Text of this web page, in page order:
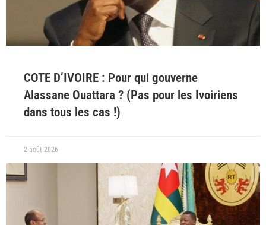
COTE D’IVOIRE : Pour qui gouverne
Alassane Ouattara ? (Pas pour les Ivoiriens
dans tous les cas !)
2 août 2026